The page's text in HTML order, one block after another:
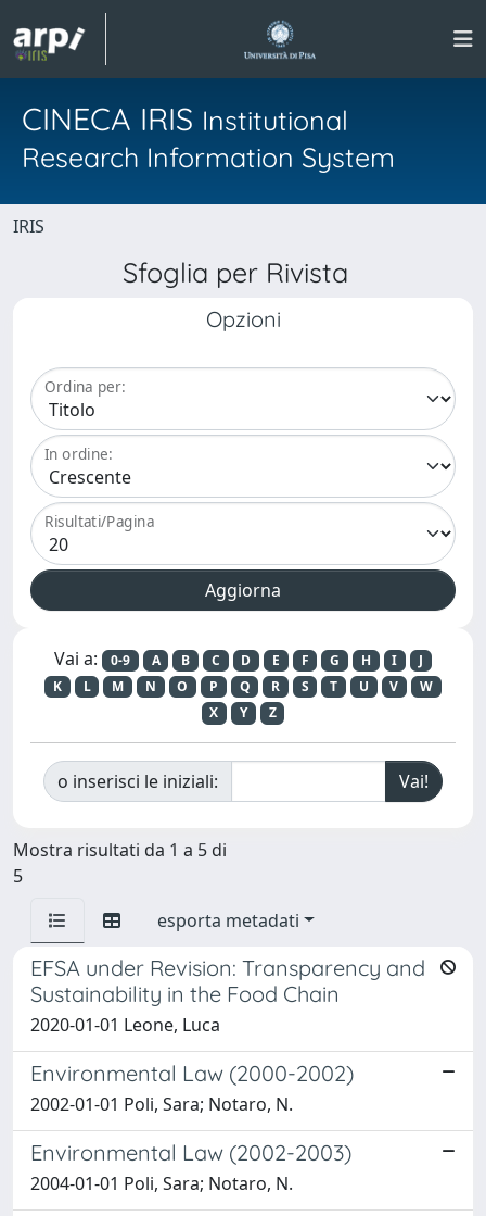
CINECA IRIS Institutional
Research Information System
IRIS
Sfoglia per Rivista
Opzioni
Ordina per:
In ordine:
Risultati/Pagina
Vai a: 0-9 A B C D E F G H I
J
K
L M N O P Q R S T U V
W
X
Y Z
o inserisci le iniziali:
Mostra risultati da 1 a 5 di
5
esporta metadati
EFSA under Revision: Transparency and
Sustainability in the Food Chain
2020-01-01 Leone, Luca
Environmental Law (2000-2002)
2002-01-01 Poli, Sara; Notaro, N.
Environmental Law (2002-2003)
2004-01-01 Poli, Sara; Notaro, N.